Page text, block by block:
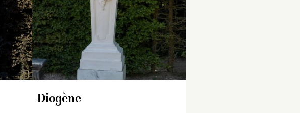
papier, regardant par-
dessus l’espaulle droite. Ce
terme, avec la guesne, est
de huit pieds neuf pouces.
Faite [sic ] par
Lespagnandel en 1688 ».
terme représentant
Diogène